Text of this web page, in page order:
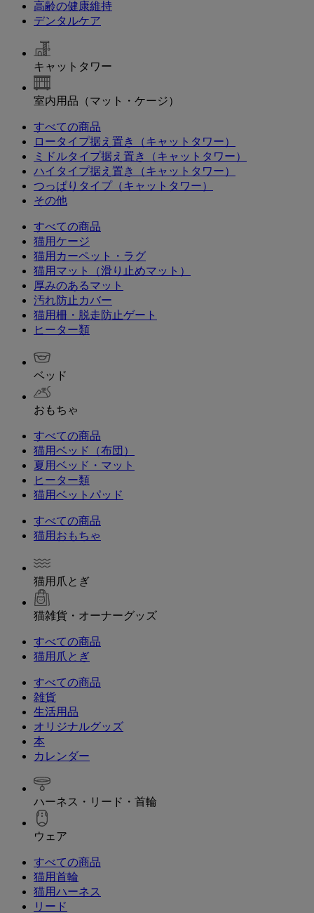
高齢の健康維持
デンタルケア
キャットタワー
室内用品（マット・ケージ）
すべての商品
ロータイプ据え置き（キャットタワー）
ミドルタイプ据え置き（キャットタワー）
ハイタイプ据え置き（キャットタワー）
つっぱりタイプ（キャットタワー）
その他
すべての商品
猫用ケージ
猫用カーペット・ラグ
猫用マット（滑り止めマット）
厚みのあるマット
汚れ防止カバー
猫用柵・脱走防止ゲート
ヒーター類
ベッド
おもちゃ
すべての商品
猫用ベッド（布団）
夏用ベッド・マット
ヒーター類
猫用ベットパッド
すべての商品
猫用おもちゃ
猫用爪とぎ
猫雑貨・オーナーグッズ
すべての商品
猫用爪とぎ
すべての商品
雑貨
生活用品
オリジナルグッズ
本
カレンダー
ハーネス・リード・首輪
ウェア
すべての商品
猫用首輪
猫用ハーネス
リード